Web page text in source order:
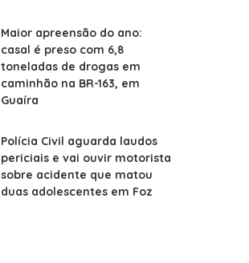
Maior apreensão do ano:
casal é preso com 6,8
toneladas de drogas em
caminhão na BR-163, em
Guaíra
Polícia Civil aguarda laudos
periciais e vai ouvir motorista
sobre acidente que matou
duas adolescentes em Foz